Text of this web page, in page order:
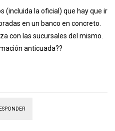
(incluida la oficial) que hay que ir
en un banco en concreto.
con las sucursales del mismo.
anticuada??